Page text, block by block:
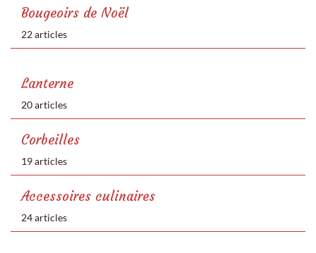
Bougeoirs de Noël
22 articles
Lanterne
20 articles
Corbeilles
19 articles
Accessoires culinaires
24 articles